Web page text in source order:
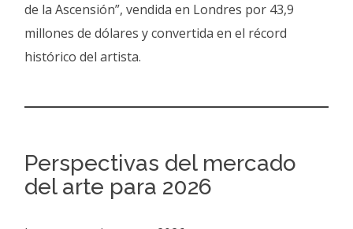
de la Ascensión”, vendida en Londres por 43,9
millones de dólares y convertida en el récord
histórico del artista.
Perspectivas del mercado
del arte para 2026